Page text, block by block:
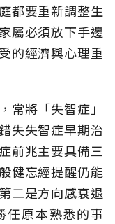
都要重新調整生
屬必須放下手邊
的經濟與心理重
常將「失智症」
失失智症早期治
前兆主要具備三
健忘經提醒仍能
二是方向感衰退
任原本熟悉的事